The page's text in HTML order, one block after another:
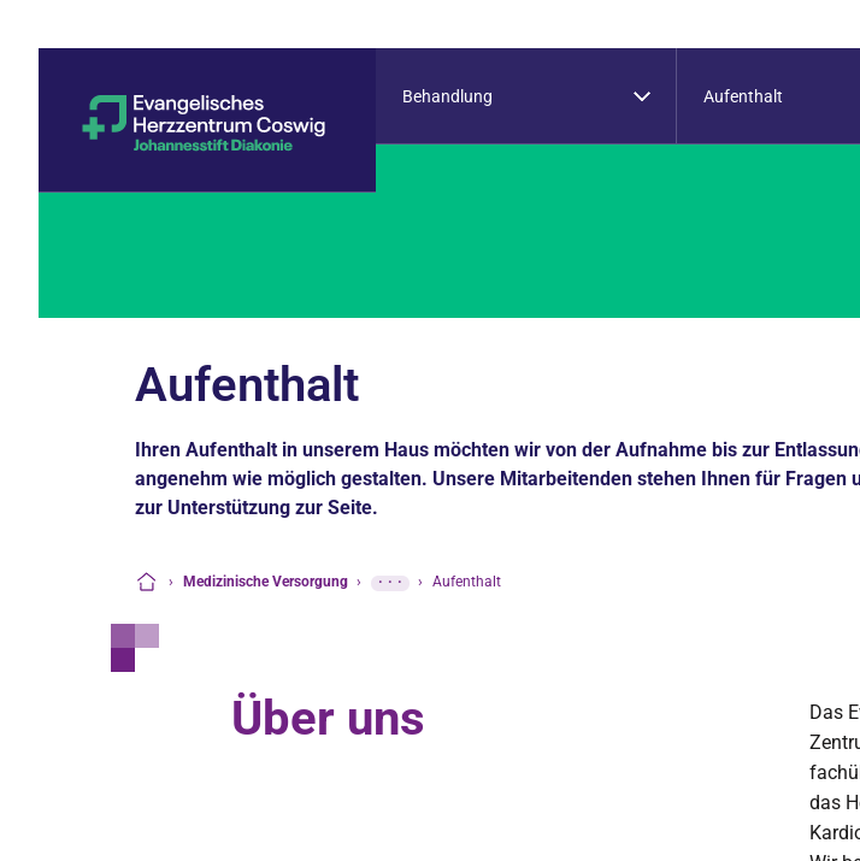
Behandlung Aufenthalt
Aufenthalt
Ihren Aufenthalt in unserem Haus möchten wir von der Aufnahme bis zur
angenehm wie möglich gestalten. Unsere Mitarbeitenden stehen Ihnen für Fragen
zur Unterstützung zur Seite.
› Medizinische Versorgung › ··· › Aufenthalt
Über uns
Das
das